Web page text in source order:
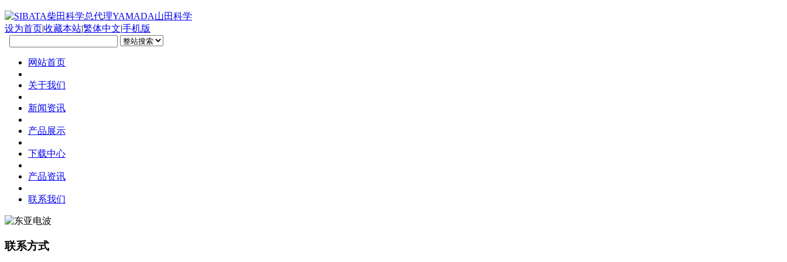
设为首页|收藏本站|繁体中文|手机版
网站首页
关于我们
新闻资讯
产品展示
下载中心
产品资讯
联系我们
联系方式